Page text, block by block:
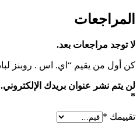
المراجعات
لا توجد مراجعات بعد.
كن أول من يقيم “‎‎اي. اس . روبنز‎‎ ‎لبادة كرسي‎”
لن يتم نشر عنوان بريدك الإلكتروني.
*
تقييمك *